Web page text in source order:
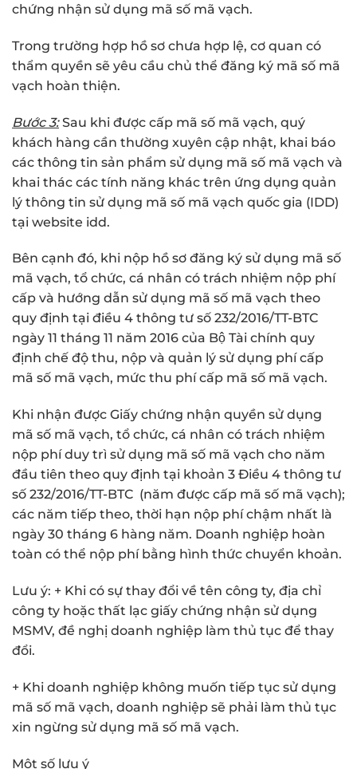
chứng nhận sử dụng mã số mã vạch.
Trong trường hợp hồ sơ chưa hợp lệ, cơ quan có
thẩm quyền sẽ yêu cầu chủ thể đăng ký mã số mã
vạch hoàn thiện.
Bước 3:Sau khi được cấp mã số mã vạch, quý
khách hàng cần thường xuyên cập nhật, khai báo
các thông tin sản phẩm sử dụng mã số mã vạch và
khai thác các tính năng khác trên ứng dụng quản
lý thông tin sử dụng mã số mã vạch quốc gia (IDD)
tại website idd.
Bên cạnh đó, khi nộp hồ sơ đăng ký sử dụng mã số
mã vạch, tổ chức, cá nhân có trách nhiệm nộp phí
cấp và hướng dẫn sử dụng mã số mã vạch theo
quy định tại điều 4 thông tư số 232/2016/TT-BTC
ngày 11 tháng 11 năm 2016 của Bộ Tài chính quy
định chế độ thu, nộp và quản lý sử dụng phí cấp
mã số mã vạch, mức thu phí cấp mã số mã vạch.
Khi nhận được Giấy chứng nhận quyền sử dụng
mã số mã vạch, tổ chức, cá nhân có trách nhiệm
nộp phí duy trì sử dụng mã số mã vạch cho năm
đầu tiên theo quy định tại khoản 3 Điều 4 thông tư
số 232/2016/TT-BTC (năm được cấp mã số mã vạch);
các năm tiếp theo, thời hạn nộp phí chậm nhất là
ngày 30 tháng 6 hàng năm. Doanh nghiệp hoàn
toàn có thể nộp phí bằng hình thức chuyển khoản.
Lưu ý: + Khi có sự thay đổi về tên công ty, địa chỉ
công ty hoặc thất lạc giấy chứng nhận sử dụng
MSMV, đề nghị doanh nghiệp làm thủ tục để thay
đổi.
+ Khi doanh nghiệp không muốn tiếp tục sử dụng
mã số mã vạch, doanh nghiệp sẽ phải làm thủ tục
xin ngừng sử dụng mã số mã vạch.
Một số lưu ý